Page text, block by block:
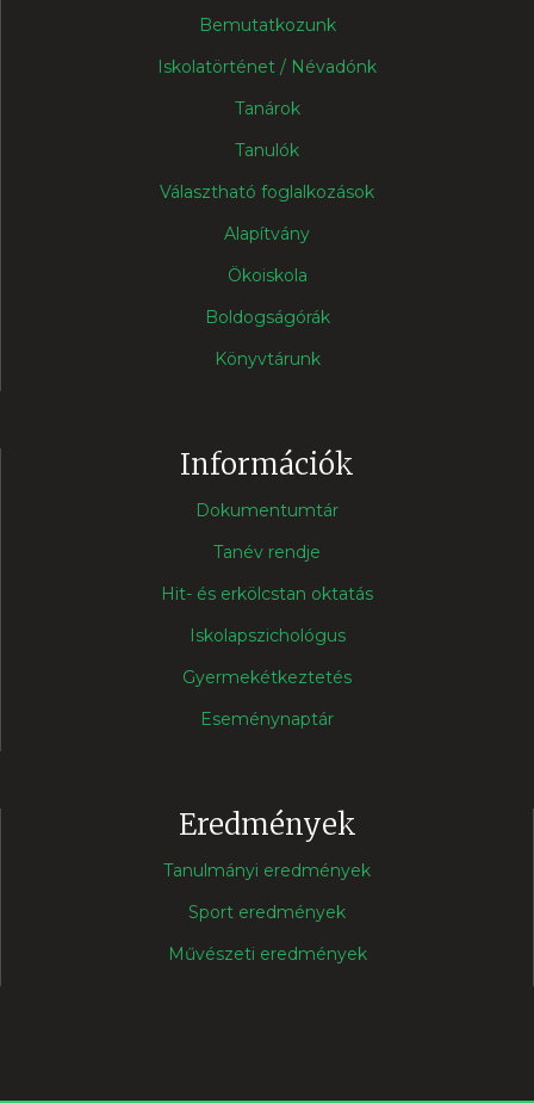
Bemutatkozunk
Iskolatörténet / Névadónk
Tanárok
Tanulók
Választható foglalkozások
Alapítvány
Ökoiskola
Boldogságórák
Könyvtárunk
Információk
Dokumentumtár
Tanév rendje
Hit- és erkölcstan oktatás
Iskolapszichológus
Gyermekétkeztetés
Eseménynaptár
Eredmények
Tanulmányi eredmények
Sport eredmények
Művészeti eredmények